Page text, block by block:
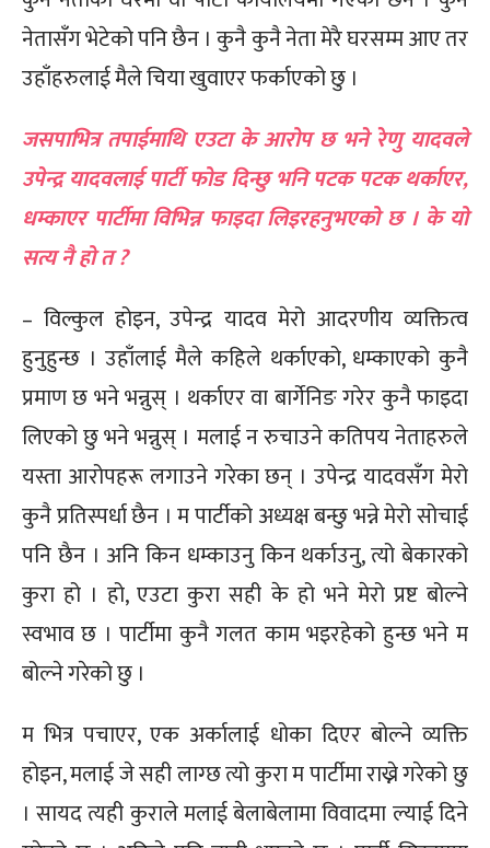
नेतासँग भेटेको पनि छैन । कुनै कुनै नेता मेरै घरसम्म आए तर
उहाँहरुलाई मैले चिया खुवाएर फर्काएको छु ।
जसपाभित्र तपाईमाथि एउटा के आरोप छ भने रेणु यादवले
उपेन्द्र यादवलाई पार्टी फोड दिन्छु भनि पटक पटक थर्काएर,
धम्काएर पार्टीमा विभिन्न फाइदा लिइरहनुभएको छ । के यो
सत्य नै हो त ?
– विल्कुल होइन, उपेन्द्र यादव मेरो आदरणीय व्यक्तित्व
हुनुहुन्छ । उहाँलाई मैले कहिले थर्काएको, धम्काएको कुनै
प्रमाण छ भने भन्नुस् । थर्काएर वा बार्गेनिङ गरेर कुनै फाइदा
लिएको छु भने भन्नुस् । मलाई न रुचाउने कतिपय नेताहरुले
यस्ता आरोपहरू लगाउने गरेका छन् । उपेन्द्र यादवसँग मेरो
कुनै प्रतिस्पर्धा छैन । म पार्टीको अध्यक्ष बन्छु भन्ने मेरो सोचाई
पनि छैन । अनि किन धम्काउनु किन थर्काउनु, त्यो बेकारको
कुरा हो । हो, एउटा कुरा सही के हो भने मेरो प्रष्ट बोल्ने
स्वभाव छ । पार्टीमा कुनै गलत काम भइरहेको हुन्छ भने म
बोल्ने गरेको छु ।
म भित्र पचाएर, एक अर्कालाई धोका दिएर बोल्ने व्यक्ति
होइन, मलाई जे सही लाग्छ त्यो कुरा म पार्टीमा राख्ने गरेको छु
। सायद त्यही कुराले मलाई बेलाबेलामा विवादमा ल्याई दिने